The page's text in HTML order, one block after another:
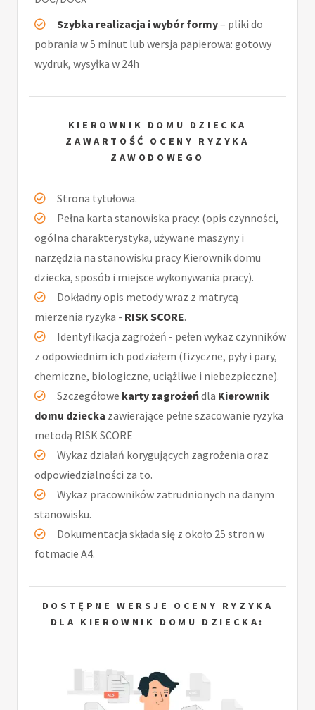
Szybka realizacja i wybór formy– pliki do
pobrania w 5 minut lub wersja papierowa: gotowy
wydruk, wysyłka w 24h
KIEROWNIK DOMU DZIECKA
ZAWARTOŚĆ OCENY RYZYKA
ZAWODOWEGO
Strona tytułowa.
Pełna karta stanowiska pracy: (opis czynności,
ogólna charakterystyka, używane maszyny i
narzędzia na stanowisku pracy Kierownik domu
dziecka, sposób i miejsce wykonywania pracy).
Dokładny opis metody wraz z matrycą
mierzenia ryzyka - RISK SCORE.
Identyfikacja zagrożeń - pełen wykaz czynników
z odpowiednim ich podziałem (fizyczne, pyły i pary,
chemiczne, biologiczne, uciążliwe i niebezpieczne).
Szczegółowe karty zagrożeńdla Kierownik
domu dziecka zawierające pełne szacowanie ryzyka
metodą RISK SCORE
Wykaz działań korygujących zagrożenia oraz
odpowiedzialności za to.
Wykaz pracowników zatrudnionych na danym
stanowisku.
Dokumentacja składa się z około 25 stron w
fotmacie A4.
DOSTĘPNE WERSJE OCENY RYZYKA
DLA KIEROWNIK DOMU DZIECKA: